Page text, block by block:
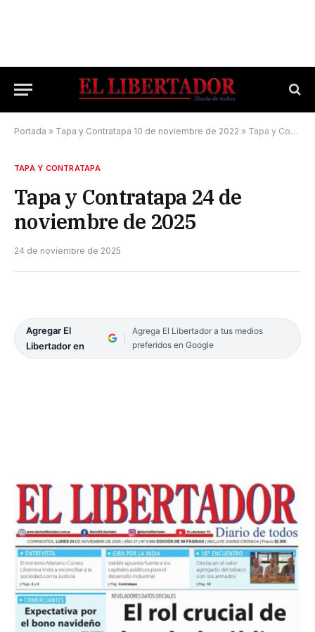
Portada » Tapa y Contratapa 10 de noviembre de 2022 » Tapa y Contratapa 24 de noviembre de 2025
TAPA Y CONTRATAPA
Tapa y Contratapa 24 de
noviembre de 2025
24 de noviembre de 2025
Agregar El
Libertador en
Agrega El Libertador a tus medios
preferidos en Google